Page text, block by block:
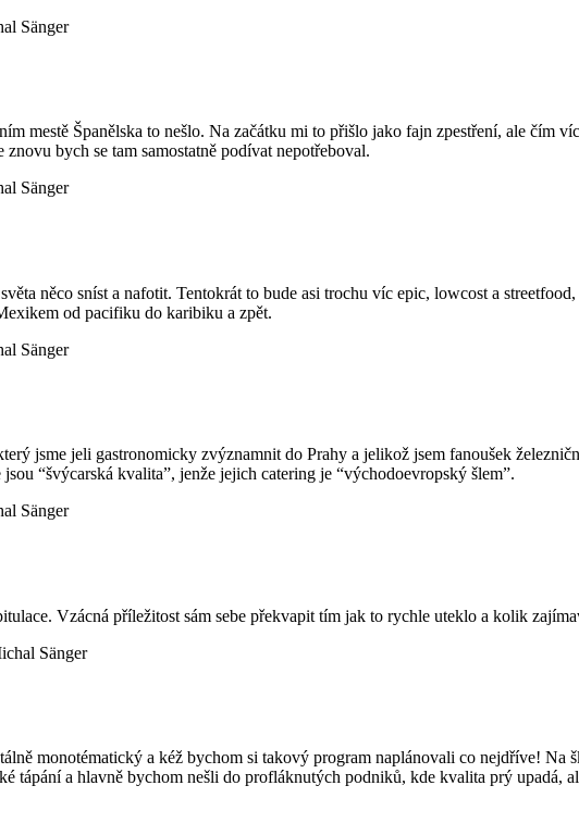
Sänger
mestě Španělska to nešlo. Na začátku mi to přišlo jako fajn zpestření, ale čím
bych se tam samostatně podívat nepotřeboval.
Sänger
něco sníst a nafotit. Tentokrát to bude asi trochu víc epic, lowcost a
od pacifiku do karibiku a zpět.
Sänger
jsme jeli gastronomicky zvýznamnit do Prahy a jelikož jsem fanoušek
“švýcarská kvalita”, jenže jejich catering je “východoevropský šlem”.
Sänger
Vzácná příležitost sám sebe překvapit tím jak to rychle uteklo a kolik
Sänger
monotématický a kéž bychom si takový program naplánovali co nejdříve! Na
tápání a hlavně bychom nešli do profláknutých podniků, kde kvalita prý upadá,